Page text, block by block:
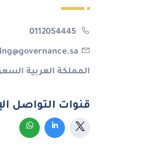
المملكة العربية
قنوات التواصل